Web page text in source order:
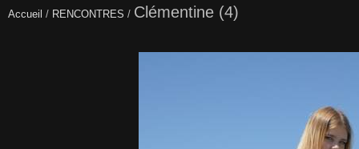
Accueil / RENCONTRES / Clémentine (4)